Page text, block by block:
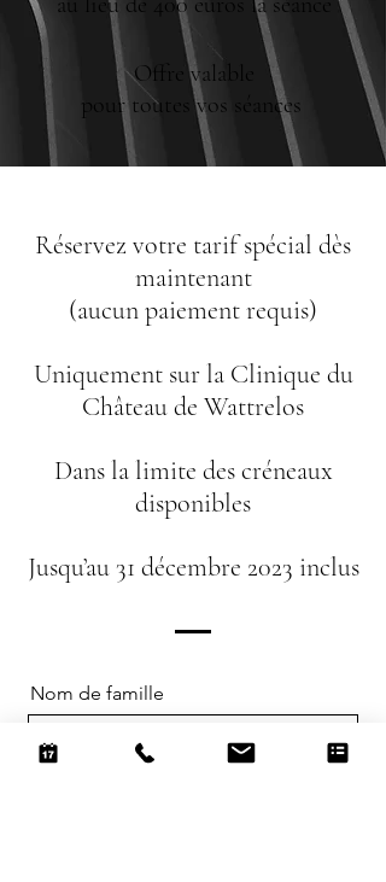
Offre valable
pour toutes vos séances
Réservez votre tarif spécial dès
maintenant
(aucun paiement requis)
Uniquement sur la Clinique du
Château de Wattrelos
Dans la limite des créneaux
disponibles
Jusqu’au 31 décembre 2023 inclus
Nom de famille